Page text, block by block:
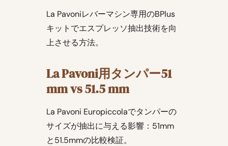
La Pavoniレバーマシン専用のBPlus
キットでエスプレッソ抽出技術を向
上させる方法。
La Pavoni用タンパー51
mm vs 51.5 mm
La Pavoni Europiccolaでタンパーの
サイズが抽出に与える影響：51mm
と51.5mmの比較検証。